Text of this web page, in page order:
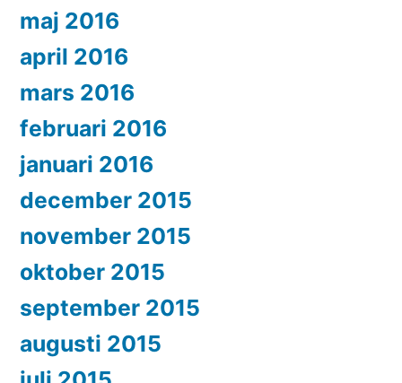
maj 2016
april 2016
mars 2016
februari 2016
januari 2016
december 2015
november 2015
oktober 2015
september 2015
augusti 2015